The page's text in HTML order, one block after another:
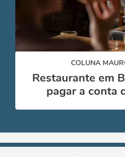
COLUNA
Restaurante em
pagar a conta